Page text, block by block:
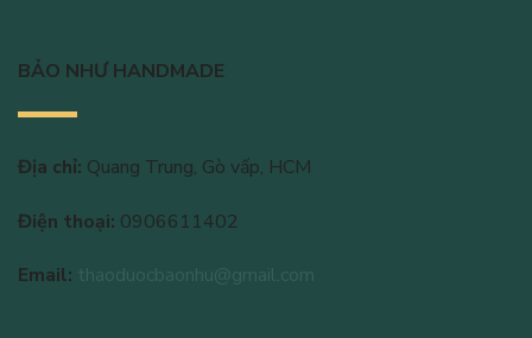
BẢO NHƯ HANDMADE
Địa chỉ: Quang Trung, Gò vấp, HCM
Điện thoại: 0906611402
Email: thaoduocbaonhu@gmail.com